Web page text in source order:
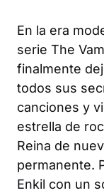
En la era
serie The
finalmente
todos sus
canciones y
estrella de
Reina de
permanente.
Enkil con un